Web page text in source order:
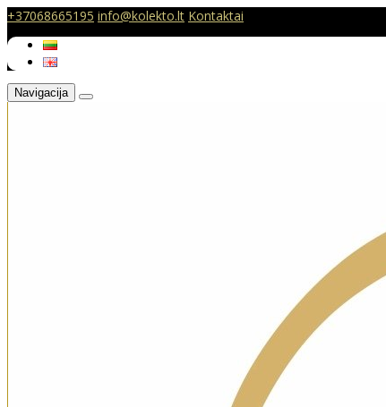
+37068665195 info@kolekto.lt Kontaktai
Navigacija